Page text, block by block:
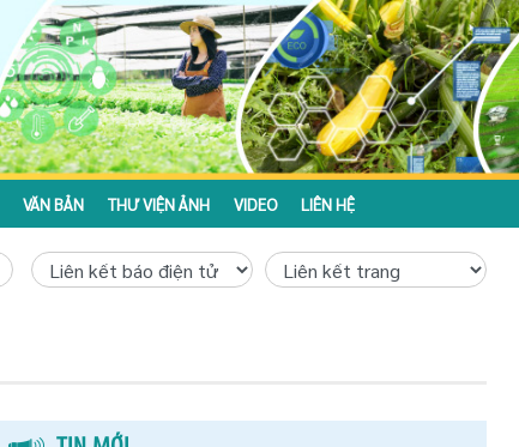
VĂN BẢN THƯ VIỆN ẢNH VIDEO LIÊN HỆ